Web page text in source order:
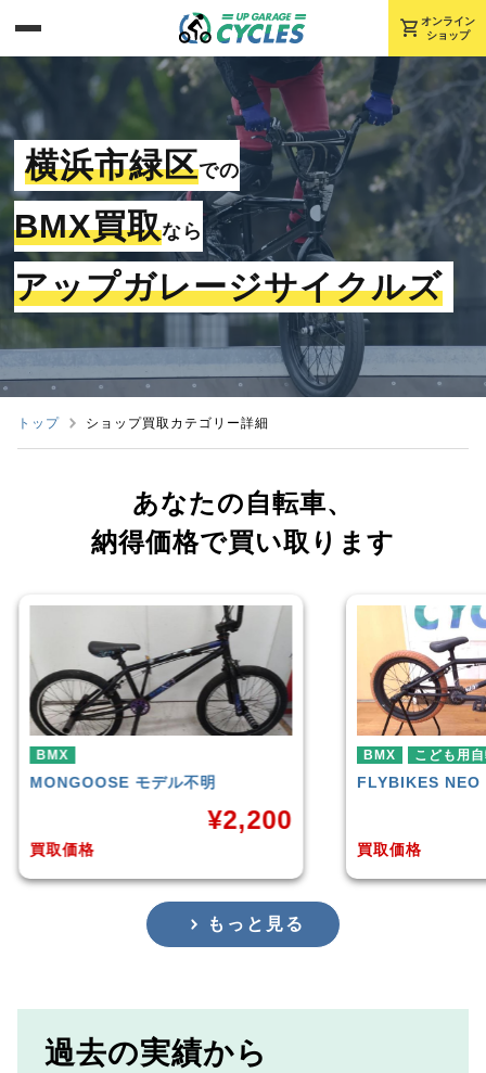
shopping_cart オンライン
ショップ
横浜市緑区での
BMX買取なら
アップガレージサイクルズ
トップ ショップ買取カテゴリー詳細
あなたの自転車、
納得価格で買い取ります
FLYBIKESNEO
¥10,000
BMX
もっと見る
過去の実績から